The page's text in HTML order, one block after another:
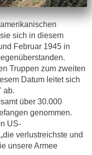
sich in diesem
Februar 1945 in
Truppen zum zweiten
Datum leitet sich
ab.
über 30.000
genommen.
US-
verlustreichste und
unsere Armee